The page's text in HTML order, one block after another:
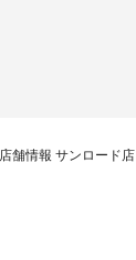
店舗情報 サンロード店